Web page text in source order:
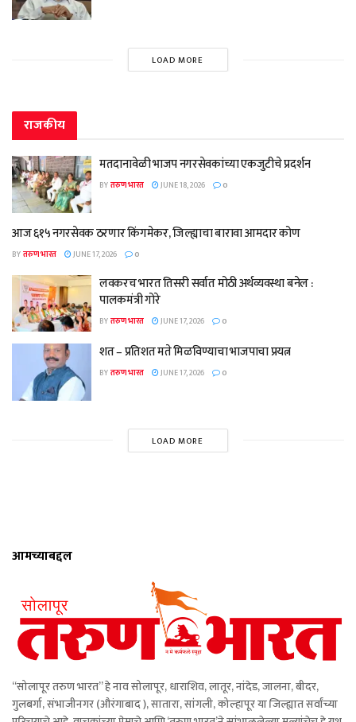
LOAD MORE
राजकीय
मतदानावेळी भाजप नगरसेवकांच्या एकजुटीचे प्रदर्शन
BYतरुण भारत JUNE 18, 2026 0
आज ६१५ नगरसेवक ठरणार किंगमेकर, जिल्ह्याचा बारावा आमदार कोण
BYतरुण भारत JUNE 17, 2026 0
लवकरच भारत तिसरी सर्वात मोठी अर्थव्यवस्था बनेल :
पालकमंत्री गोरे
BYतरुण भारत JUNE 17, 2026 0
शत – प्रतिशत मते मिळविण्याचा भाजपाचा प्रयत्न
BYतरुण भारत JUNE 17, 2026 0
LOAD MORE
आमच्याबद्दल
“सोलापूर तरुण भारत” हे नाव सोलापूर, धाराशिव, लातूर, नांदेड, जालना, बीदर,
गुलबर्गा, संभाजीनगर (औरंगाबाद ), सातारा, सांगली, कोल्हापूर या जिल्ह्यात सर्वांच्या